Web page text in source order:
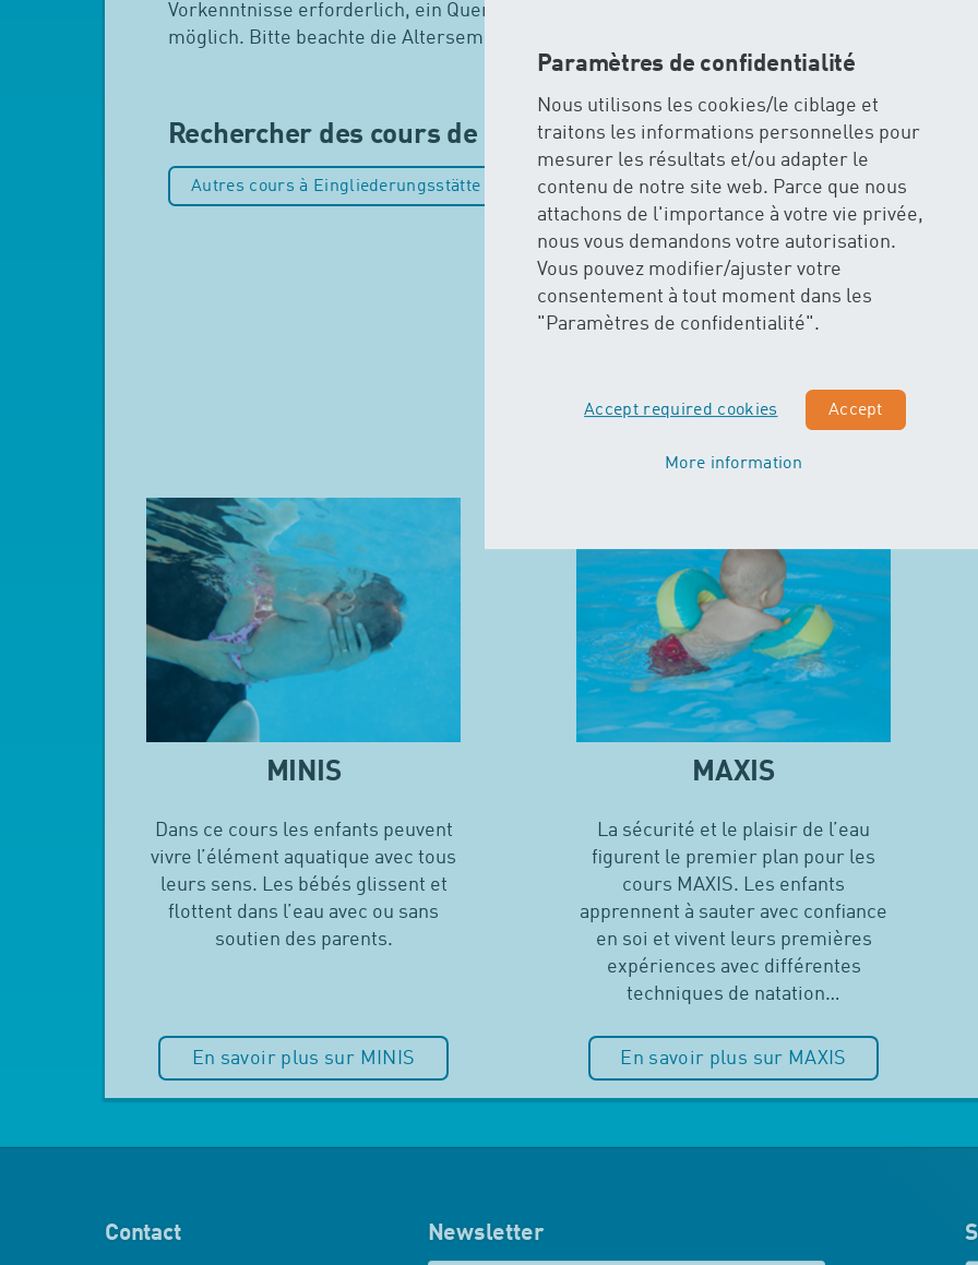
Paramètres de confidentialité
Nous utilisons les cookies/le ciblage et
traitons les informations personnelles pour
mesurer les résultats et/ou adapter le
contenu de notre site web. Parce que nous
attachons de l'importance à votre vie privée,
nous vous demandons votre autorisation.
Vous pouvez modifier/ajuster votre
consentement à tout moment dans les
"Paramètres de confidentialité".
Accept required cookies Accept
More information
Vorkenntnisse erforderlich, ein Quereinstieg ist jederzeit
möglich. Bitte beachte die Altersempfehlung.
Rechercher des cours de natation pour bébés
Autres cours à Eingliederungsstätte Baselland ESB Liestal (FF) Autres cours à Bâle-
MINIS
Dans ce cours les enfants peuvent
vivre l’élément aquatique avec tous
leurs sens. Les bébés glissent et
flottent dans l’eau avec ou sans
soutien des parents.
En savoir plus sur MINIS
MAXIS
La sécurité et le plaisir de l’eau
figurent le premier plan pour les
cours MAXIS. Les enfants
apprennent à sauter avec confiance
en soi et vivent leurs premières
expériences avec différentes
techniques de natation…
En savoir plus sur MAXIS
Contact Newsletter